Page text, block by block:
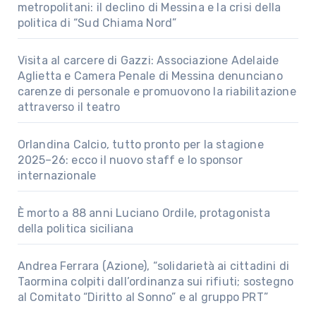
metropolitani: il declino di Messina e la crisi della
politica di “Sud Chiama Nord”
Visita al carcere di Gazzi: Associazione Adelaide
Aglietta e Camera Penale di Messina denunciano
carenze di personale e promuovono la riabilitazione
attraverso il teatro
Orlandina Calcio, tutto pronto per la stagione
2025–26: ecco il nuovo staff e lo sponsor
internazionale
È morto a 88 anni Luciano Ordile, protagonista
della politica siciliana
Andrea Ferrara (Azione), “solidarietà ai cittadini di
Taormina colpiti dall’ordinanza sui rifiuti; sostegno
al Comitato “Diritto al Sonno” e al gruppo PRT”